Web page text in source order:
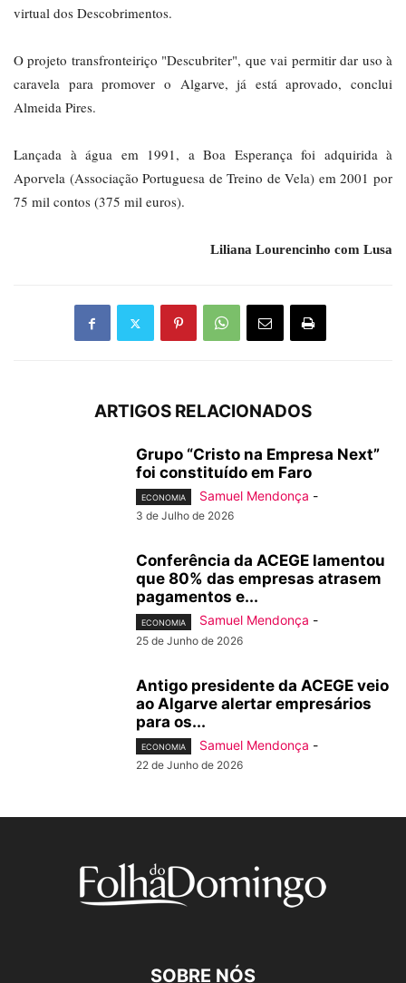
virtual dos Descobrimentos.
O projeto transfronteiriço "Descubriter", que vai permitir dar uso à
caravela para promover o Algarve, já está aprovado, conclui
Almeida Pires.
Lançada à água em 1991, a Boa Esperança foi adquirida à
Aporvela (Associação Portuguesa de Treino de Vela) em 2001 por
75 mil contos (375 mil euros).
Liliana Lourencinho com Lusa
ARTIGOS RELACIONADOS
Grupo “Cristo na Empresa Next”
foi constituído em Faro
ECONOMIA Samuel Mendonça -
3 de Julho de 2026
Conferência da ACEGE lamentou
que 80% das empresas atrasem
pagamentos e...
ECONOMIA Samuel Mendonça -
25 de Junho de 2026
Antigo presidente da ACEGE veio
ao Algarve alertar empresários
para os...
ECONOMIA Samuel Mendonça -
22 de Junho de 2026
SOBRE NÓS